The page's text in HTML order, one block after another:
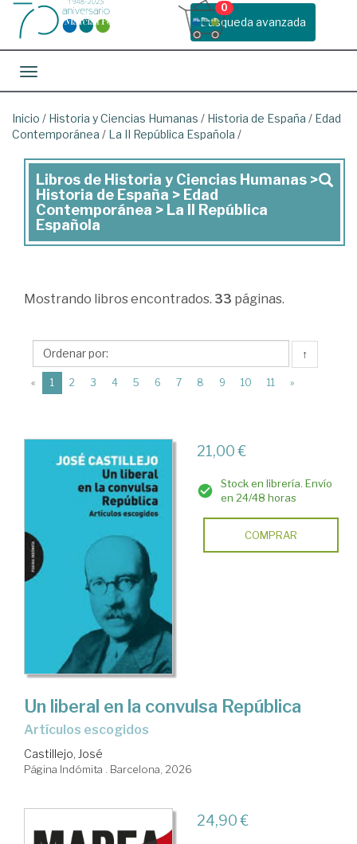
Busqueda avanzada
0
Toggle navigation
Inicio / Historia y Ciencias Humanas / Historia de España / Edad
Contemporánea / La II República Española /
Libros
de
Historia
Humanas
>
Historia
de
>
Edad
Contemporánea
La
II
República
Española
Libros de Historia y Ciencias Humanas >
Historia de España > Edad
Contemporánea > La II República
Española
Mostrando libros encontrados. 33 páginas.
↑
« 1 (current)
2 3 4 5 6 7 8 9 10 11 »
21,00 €
Stock en librería. Envío
en 24/48 horas
COMPRAR
Un liberal en la convulsa República
Artículos escogidos
Castillejo, José
Página Indómita . Barcelona, 2026
24,90 €